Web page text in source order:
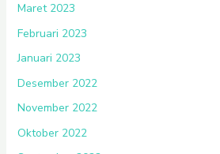
Maret 2023
Februari 2023
Januari 2023
Desember 2022
November 2022
Oktober 2022